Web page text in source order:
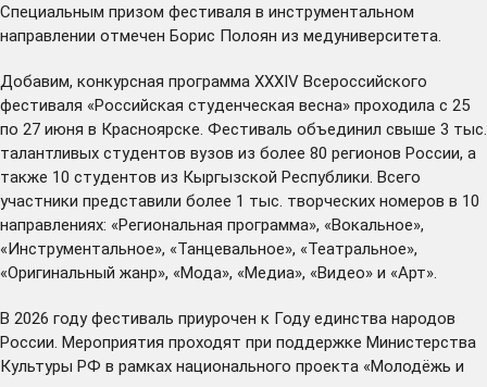
Специальным призом фестиваля в инструментальном
направлении отмечен Борис Полоян из медуниверситета.
Добавим, конкурсная программа XXXIV Всероссийского
фестиваля «Российская студенческая весна» проходила с 25
по 27 июня в Красноярске. Фестиваль объединил свыше 3 тыс.
талантливых студентов вузов из более 80 регионов России, а
также 10 студентов из Кыргызской Республики. Всего
участники представили более 1 тыс. творческих номеров в 10
направлениях: «Региональная программа», «Вокальное»,
«Инструментальное», «Танцевальное», «Театральное»,
«Оригинальный жанр», «Мода», «Медиа», «Видео» и «Арт».
В 2026 году фестиваль приурочен к Году единства народов
России. Мероприятия проходят при поддержке Министерства
Культуры РФ в рамках национального проекта «Молодёжь и